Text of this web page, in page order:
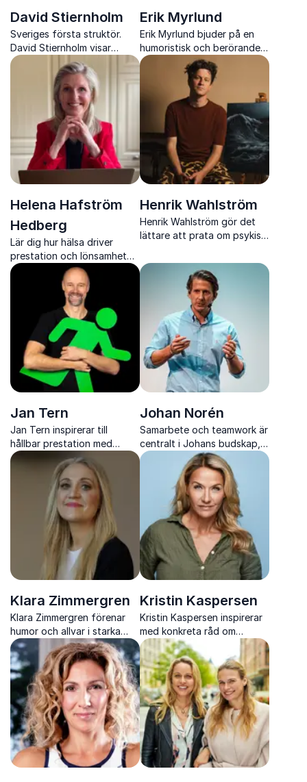
David Stiernholm
Sveriges första struktör.
David Stiernholm visar
sambandet mellan struktur
och en lyckad arbetsplats.
Erik Myrlund
Erik Myrlund bjuder på en
humoristisk och berörande
föreställning om livskriser,
psykisk ohälsa och att hitta
sig själv mitt i kaoset.
Helena Hafström
Hedberg
Lär dig hur hälsa driver
prestation och lönsamhet
med Helena Hafström
Henrik Wahlström
Henrik Wahlström gör det
lättare att prata om psykisk
öppenhet bygger tryggare
arbetsplatser och relationer.
Jan Tern
Jan Tern inspirerar till
hållbar prestation med
konkreta verktyg för
minskad stress, ökad
effektivitet och starkare
arbetsglädje
Johan Norén
Samarbete och teamwork är
centralt i Johans budskap,
där energi, humor och
verktyg stärker motivation
och arbetsglädje.
Klara Zimmergren
Klara Zimmergren förenar
humor och allvar i starka
berättelser om livet,
relationer och längtan.
Kristin Kaspersen
Kristin Kaspersen inspirerar
med konkreta råd om
stresshantering, hälsa och
balans för en mer hållbar
och välmående vardag.